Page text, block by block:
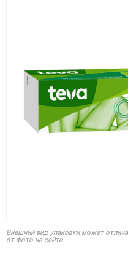
Внешний вид упаковки может
от фото на сайте.